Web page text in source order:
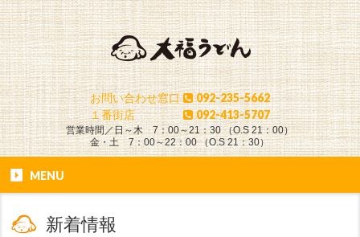
お問い合わせ窓口
092-235-5662
１番街店
092-413-5707
営業時間／日～木 7：00～21：30 （O.S 21：00）
金・土 7：00～22：00 （O.S 21：30）
MENU
新着情報